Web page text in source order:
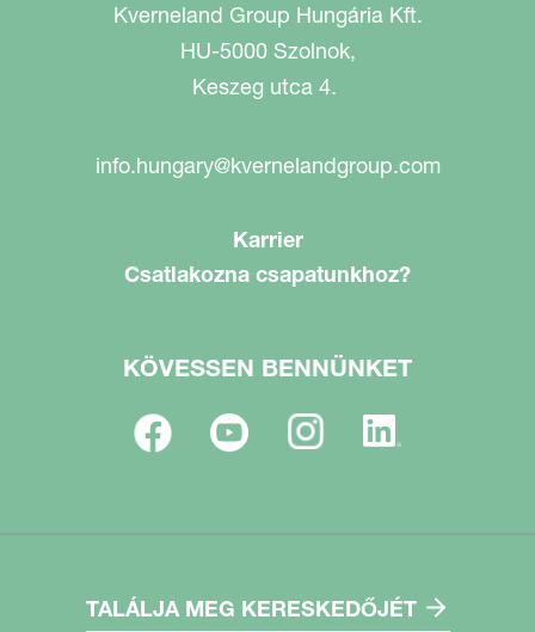
Kverneland Group Hungária Kft.
HU-5000 Szolnok,
Keszeg utca 4.
info.hungary@kvernelandgroup.com
Karrier
Csatlakozna csapatunkhoz?
KÖVESSEN BENNÜNKET
TALÁLJA MEG KERESKEDŐJÉT